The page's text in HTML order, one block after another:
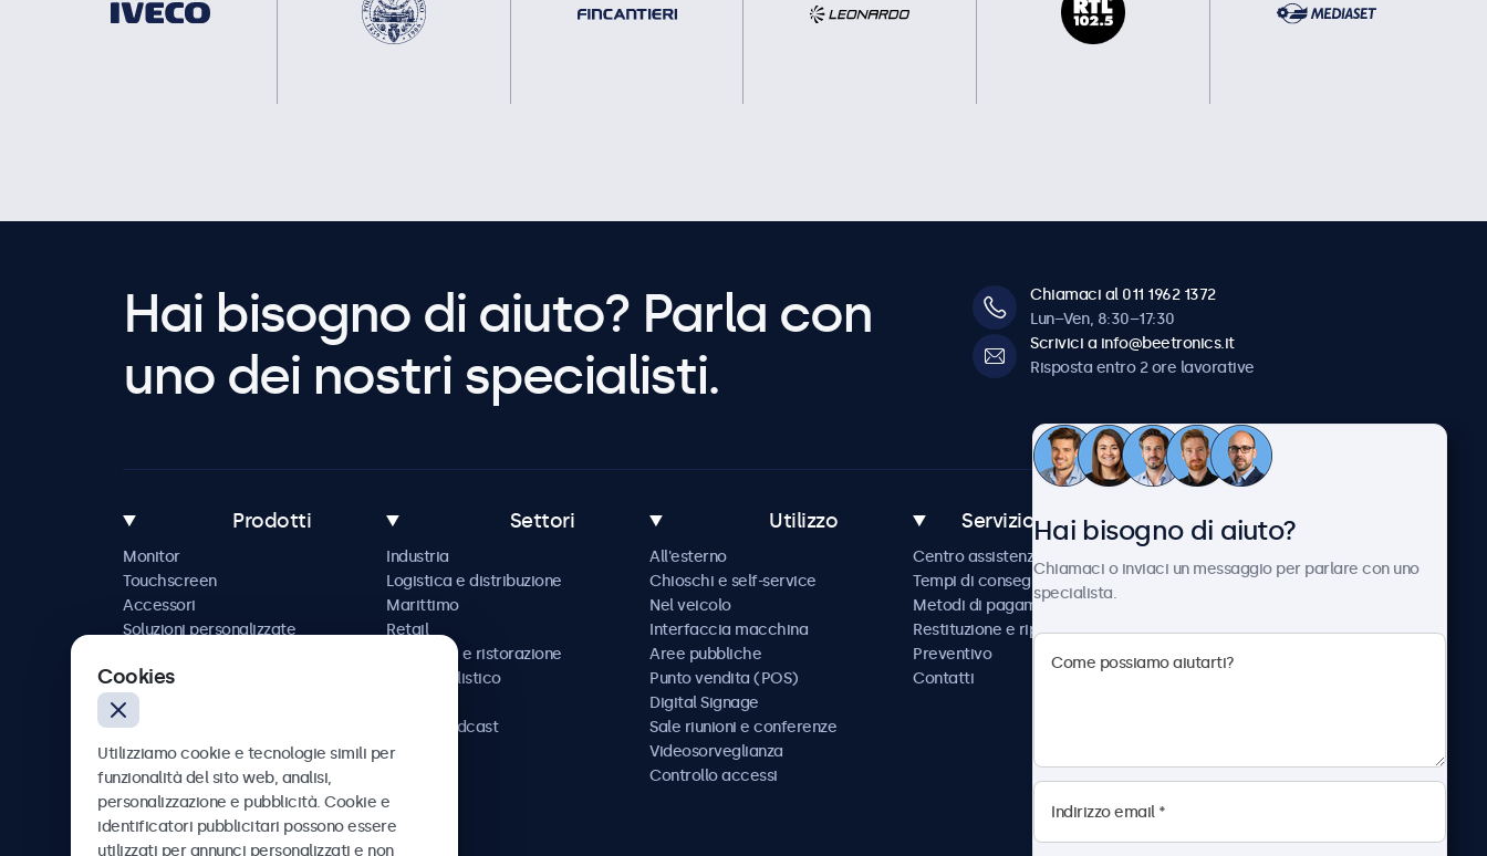
Hai bisogno di aiuto? Parla con
uno dei nostri specialisti.
Chiamaci al 011 1962 1372
Lun–Ven, 8:30–17:30
Scrivici a info@beetronics.it
Risposta entro 2 ore lavorative
Prodotti
Monitor
Touchscreen
Accessori
Soluzioni personalizzate
Settori
Industria
Logistica e distribuzione
Marittimo
Retail
Ospitalità e ristorazione
Automobilistico
AV e broadcast
Sanità
Utilizzo
All'esterno
Chioschi e self-service
Nel veicolo
Interfaccia macchina
Aree pubbliche
Punto vendita (POS)
Digital Signage
Sale riunioni e conferenze
Videosorveglianza
Controllo accessi
Servizio Clienti
Centro assistenza
Tempi di consegna
Metodi di pagamento
Restituzione e riparazione
Preventivo
Contatti
Chi siamo
Notizie e aggiornamenti
Beetronics
Lavora con noi
Hai bisogno di aiuto?
Chiamaci o inviaci un messaggio per parlare con uno
specialista.
Cookies
Utilizziamo cookie e tecnologie simili per
funzionalità del sito web, analisi,
personalizzazione e pubblicità. Cookie e
identificatori pubblicitari possono essere
utilizzati per annunci personalizzati e non